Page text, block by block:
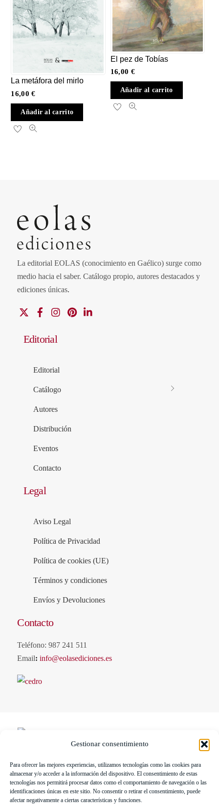
Gestionar consentimiento
Para ofrecer las mejores experiencias, utilizamos tecnologías como las cookies para
almacenar y/o acceder a la información del dispositivo. El consentimiento de estas
tecnologías nos permitirá procesar datos como el comportamiento de navegación o las
identificaciones únicas en este sitio. No consentir o retirar el consentimiento, puede
afectar negativamente a ciertas características y funciones.
La metáfora del mirlo
16,00€
Añadir al carrito
El pez de Tobías
16,00 €
Añadir al carrito
La editorial EOLAS (conocimiento en Gaélico) surge como
medio hacia el saber.Catálogo propio, autores destacados y
ediciones únicas.
FacebookInstagramPinterest
Editorial
Editorial
Catálogo
Autores
Distribución
Eventos
Contacto
Legal
Aviso Legal
Política de Privacidad
Política de cookies (UE)
Términos y condiciones
Envíos y Devoluciones
Contacto
Teléfono: 987 241 511
Email:info@eolasediciones.es
LIBRERÍA UNIVERSITARIA LEÓN 1980 SLL ha sido
beneficiaria de Fondos Europeos, cuyo objetivo es la mejora de la
competitividad de las PYMES, y gracias al cual ha puesto en